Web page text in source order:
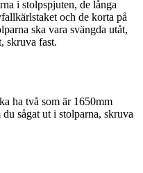
i stolpspjuten, de långa
och de korta på
ska vara svängda utåt,
skruva fast.
ha två som är 1650mm
sågat ut i stolparna, skruva